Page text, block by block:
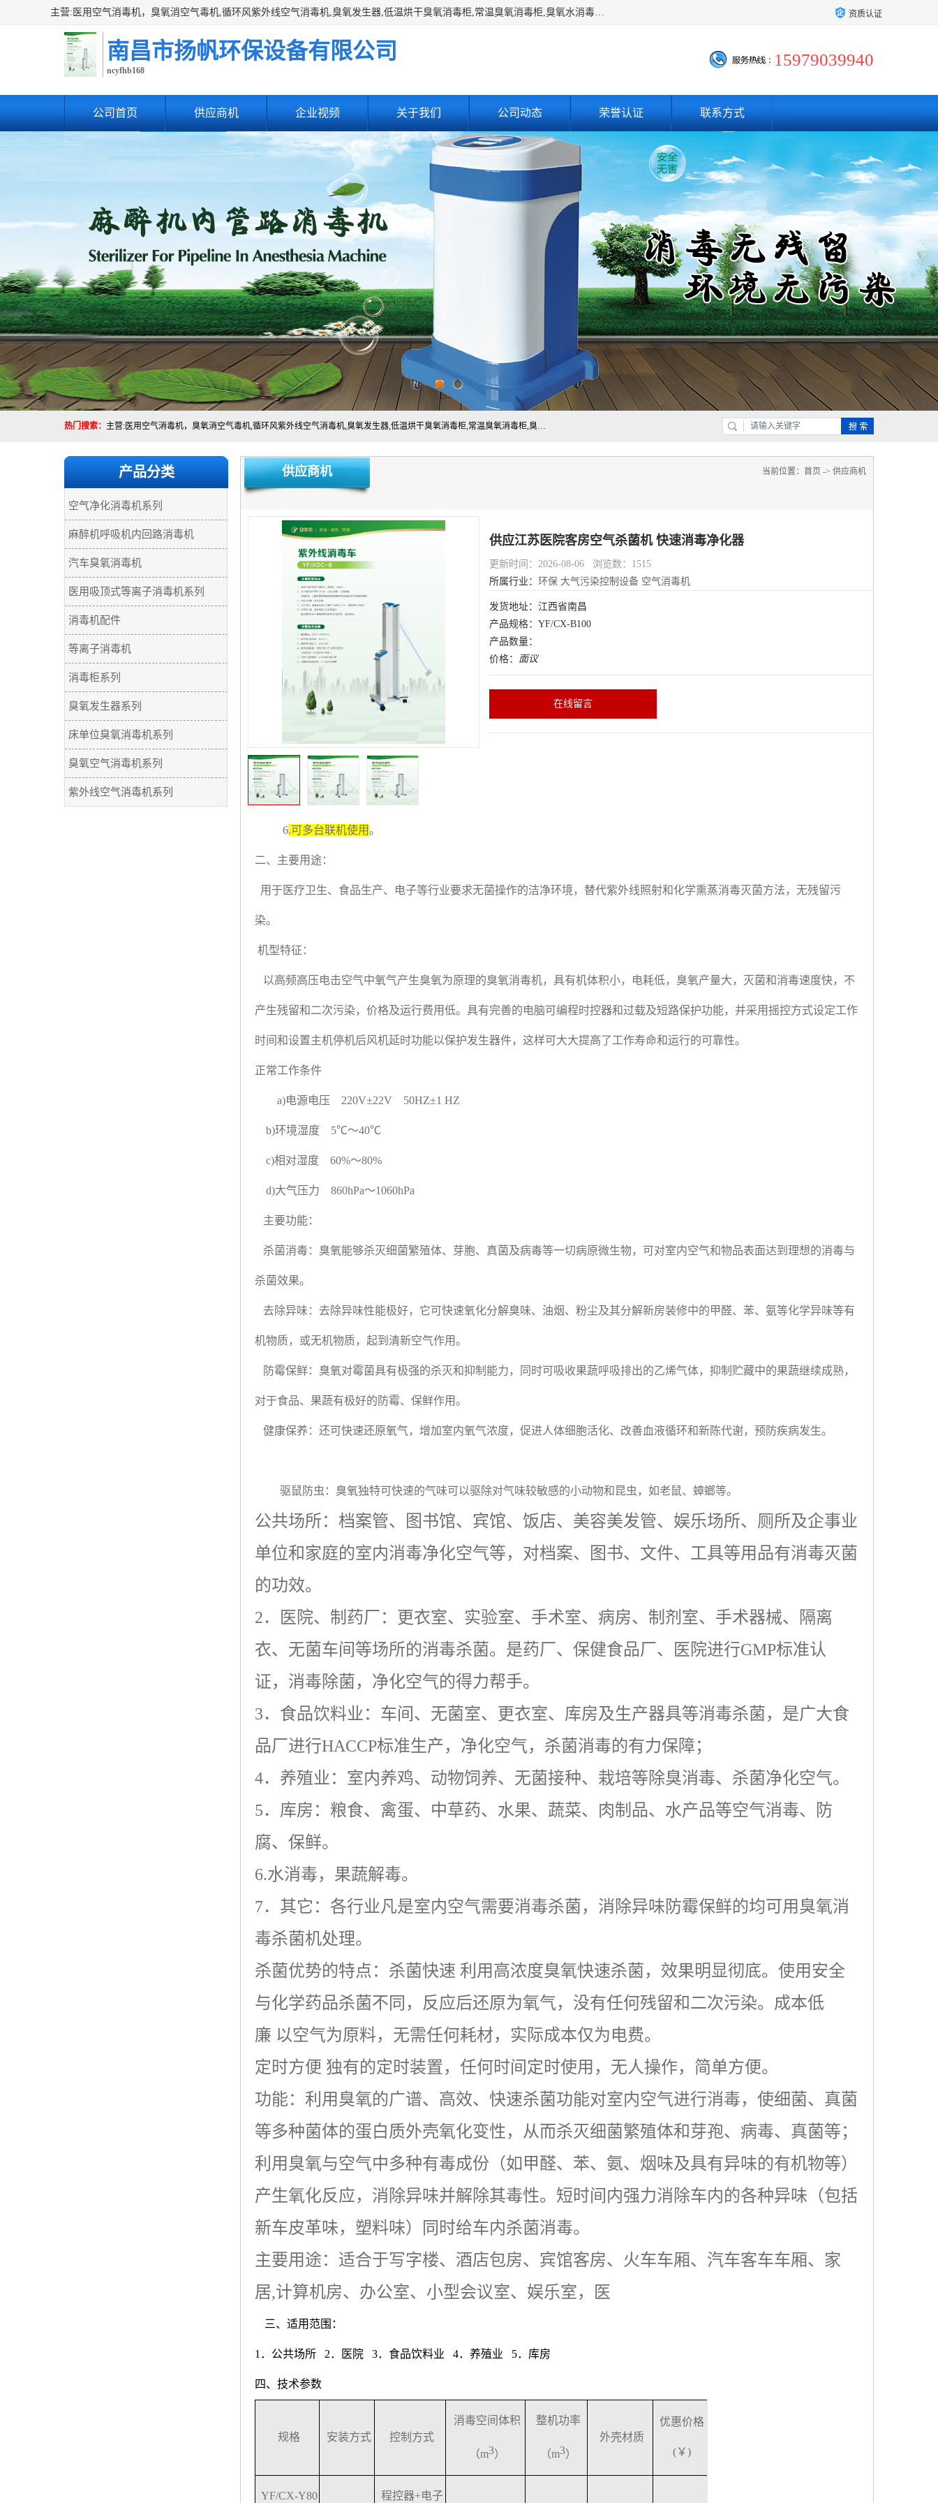
主营:医用空气消毒机，臭氧消空气毒机,循环风紫外线空气消毒机,臭氧发生器,低温烘干臭氧消毒柜,常温臭氧消毒柜,臭氧水消毒机,管道容器臭氧消毒机,内置式臭氧消毒机,外置式臭氧消毒机,床单位臭氧消毒器。医用工作服灭菌柜，医用拖鞋消毒柜,麻醉机内管路消毒机，呼吸机回路消毒机 资质认证
南昌市扬帆环保设备有限公司
ncyfhb168
15979039940
公司首页 供应商机 企业视频 关于我们 公司动态 荣誉认证 联系方式
热门搜索： 主营:医用空气消毒机，臭氧消空气毒机,循环风紫外线空气消毒机,臭氧发生器,低温烘干臭氧消毒柜,常温臭氧消毒柜,臭氧水消毒机,管道容器臭氧消毒机,内置式臭氧消毒机,外置式臭氧消毒机,床单位臭氧消毒器。医用工作服灭菌柜，医用拖鞋消毒柜,麻醉机内管路消毒机，呼吸机回路消毒机
产品分类
空气净化消毒机系列
麻醉机呼吸机内回路消毒机
汽车臭氧消毒机
医用吸顶式等离子消毒机系列
消毒机配件
等离子消毒机
消毒柜系列
臭氧发生器系列
床单位臭氧消毒机系列
臭氧空气消毒机系列
紫外线空气消毒机系列
供应商机 当前位置： 首页 -> 供应商机
供应江苏医院客房空气杀菌机 快速消毒净化器
更新时间：2026-08-06 浏览数：1515
所属行业： 环保 大气污染控制设备 空气消毒机
发货地址：江西省南昌
产品规格：YF/CX-B100
产品数量：
价格： 面议
在线留言
6.可多台联机使用。
二、主要用途：
用于医疗卫生、食品生产、电子等行业要求无菌操作的洁净环境，替代紫外线照射和化学熏蒸消毒灭菌方法，无残留污
染。
机型特征：
以高频高压电击空气中氧气产生臭氧为原理的臭氧消毒机，具有机体积小，电耗低，臭氧产量大，灭菌和消毒速度快，不
产生残留和二次污染，价格及运行费用低。具有完善的电脑可编程时控器和过载及短路保护功能，并采用摇控方式设定工作
时间和设置主机停机后风机延时功能以保护发生器件，这样可大大提高了工作寿命和运行的可靠性。
正常工作条件
a)电源电压 220V±22V 50HZ±1 HZ
b)环境湿度 5℃～40℃
c)相对湿度 60%～80%
d)大气压力 860hPa～1060hPa
主要功能：
杀菌消毒：臭氧能够杀灭细菌繁殖体、芽胞、真菌及病毒等一切病原微生物，可对室内空气和物品表面达到理想的消毒与
杀菌效果。
去除异味：去除异味性能极好，它可快速氧化分解臭味、油烟、粉尘及其分解新房装修中的甲醛、苯、氨等化学异味等有
机物质，或无机物质，起到清新空气作用。
防霉保鲜：臭氧对霉菌具有极强的杀灭和抑制能力，同时可吸收果蔬呼吸排出的乙烯气体，抑制贮藏中的果蔬继续成熟，
对于食品、果蔬有极好的防霉、保鲜作用。
健康保养：还可快速还原氧气，增加室内氧气浓度，促进人体细胞活化、改善血液循环和新陈代谢，预防疾病发生。
驱鼠防虫：臭氧独特可快速的气味可以驱除对气味较敏感的小动物和昆虫，如老鼠、蟑螂等。
公共场所：档案管、图书馆、宾馆、饭店、美容美发管、娱乐场所、厕所及企事业
单位和家庭的室内消毒净化空气等，对档案、图书、文件、工具等用品有消毒灭菌
的功效。
2．医院、制药厂：更衣室、实验室、手术室、病房、制剂室、手术器械、隔离
衣、无菌车间等场所的消毒杀菌。是药厂、保健食品厂、医院进行GMP标准认
证，消毒除菌，净化空气的得力帮手。
3．食品饮料业：车间、无菌室、更衣室、库房及生产器具等消毒杀菌，是广大食
品厂进行HACCP标准生产，净化空气，杀菌消毒的有力保障；
4．养殖业：室内养鸡、动物饲养、无菌接种、栽培等除臭消毒、杀菌净化空气。
5．库房：粮食、禽蛋、中草药、水果、蔬菜、肉制品、水产品等空气消毒、防
腐、保鲜。
6.水消毒，果蔬解毒。
7．其它：各行业凡是室内空气需要消毒杀菌，消除异味防霉保鲜的均可用臭氧消
毒杀菌机处理。
杀菌优势的特点：杀菌快速 利用高浓度臭氧快速杀菌，效果明显彻底。使用安全
与化学药品杀菌不同，反应后还原为氧气，没有任何残留和二次污染。成本低
廉 以空气为原料，无需任何耗材，实际成本仅为电费。
定时方便 独有的定时装置，任何时间定时使用，无人操作，简单方便。
功能：利用臭氧的广谱、高效、快速杀菌功能对室内空气进行消毒，使细菌、真菌
等多种菌体的蛋白质外壳氧化变性，从而杀灭细菌繁殖体和芽孢、病毒、真菌等；
利用臭氧与空气中多种有毒成份（如甲醛、苯、氨、烟味及具有异味的有机物等）
产生氧化反应，消除异味并解除其毒性。短时间内强力消除车内的各种异味（包括
新车皮革味，塑料味）同时给车内杀菌消毒。
主要用途：适合于写字楼、酒店包房、宾馆客房、火车车厢、汽车客车车厢、家
居,计算机房、办公室、小型会议室、娱乐室，医
三、适用范围：
1．公共场所 2．医院 3．食品饮料业 4．养殖业 5．库房
四、技术参数
规格 安装方式 控制方式
消毒空间体积
（m3）
整机功率
（m3）
外壳材质
优惠价格
(￥)
YF/CX-Y80 程控器+电子